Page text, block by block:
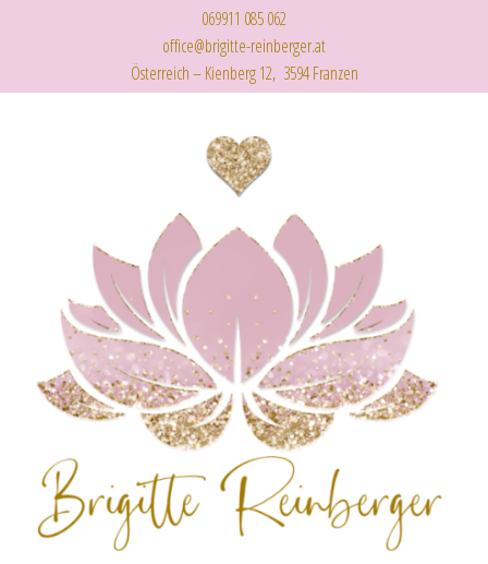
069911 085 062
office@brigitte-reinberger.at
Österreich – Kienberg 12, 3594 Franzen